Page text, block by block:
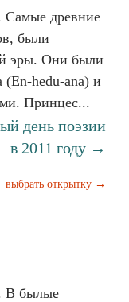
Самые древние
были
эры. Они были
hedu-ana) и
Принцес...
день поэзии
в 2011 году →
выбрать открытку →
В былые